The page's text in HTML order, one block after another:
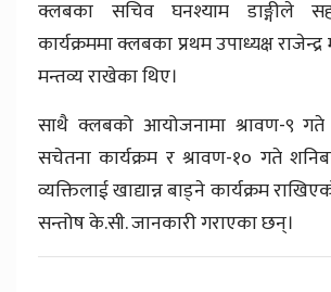
क्लबका सचिव घनश्याम डाङ्गीले
कार्यक्रममा क्लबका प्रथम उपाध्यक्ष
मन्तव्य राखेका थिए।
साथै क्लबको आयोजनामा श्रावण-९ गते
सचेतना कार्यक्रम र श्रावण-१० गते
व्यक्तिलाई खाद्यान्न बाड्ने कार्यक्रम
सन्तोष के.सी. जानकारी गराएका छन्।